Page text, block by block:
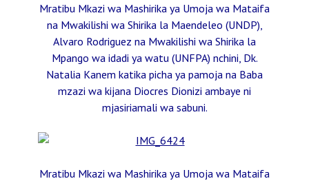
Mratibu Mkazi wa Mashirika ya Umoja wa Mataifa
na Mwakilishi wa Shirika la Maendeleo (UNDP),
Alvaro Rodriguez na Mwakilishi wa Shirika la
Mpango wa idadi ya watu (UNFPA) nchini, Dk.
Natalia Kanem katika picha ya pamoja na Baba
mzazi wa kijana Diocres Dionizi ambaye ni
mjasiriamali wa sabuni.
Mratibu Mkazi wa Mashirika ya Umoja wa Mataifa